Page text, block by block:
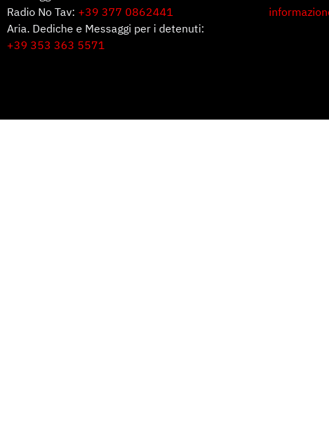
Radio No Tav: +39 377 0862441
Aria. Dediche e Messaggi per i detenuti:
+39 353 363 5571